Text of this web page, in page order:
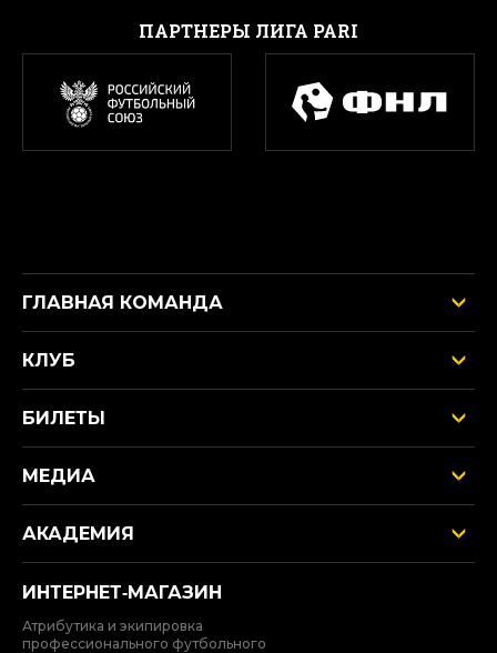
ПАРТНЕРЫ ЛИГА PARI
ГЛАВНАЯ КОМАНДА
КЛУБ
БИЛЕТЫ
МЕДИА
АКАДЕМИЯ
ИНТЕРНЕТ‑МАГАЗИН
Атрибутика и экипировка
профессионального футбольного